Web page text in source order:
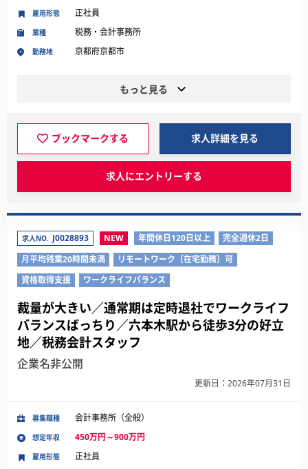
業種 税務・会計事務所
勤務地 京都府京都市
雇用形態 正社員
もっと見る
ブックマークする 求人詳細を見る
求人にエントリーする
求人NO. J0028893 NEW 年間休日120日以上
完全週休2日
月平均残業20時間未満
リモートワーク（在宅勤務）可
資格取得支援
ワークライフバランス
裁量が大きい／通常期は定時退社でワークライフ
バランスばっちり／六本木駅から徒歩3分の好立
地／税務会計スタッフ
企業名非公開
更新日：2026年07月31日
募集職種 会計事務所（全般）
想定年収 450万円～900万円
雇用形態 正社員